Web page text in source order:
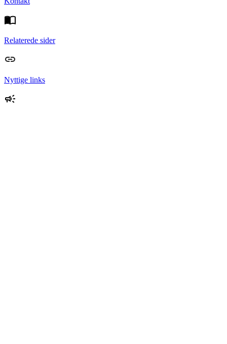
Relaterede sider
Nyttige links